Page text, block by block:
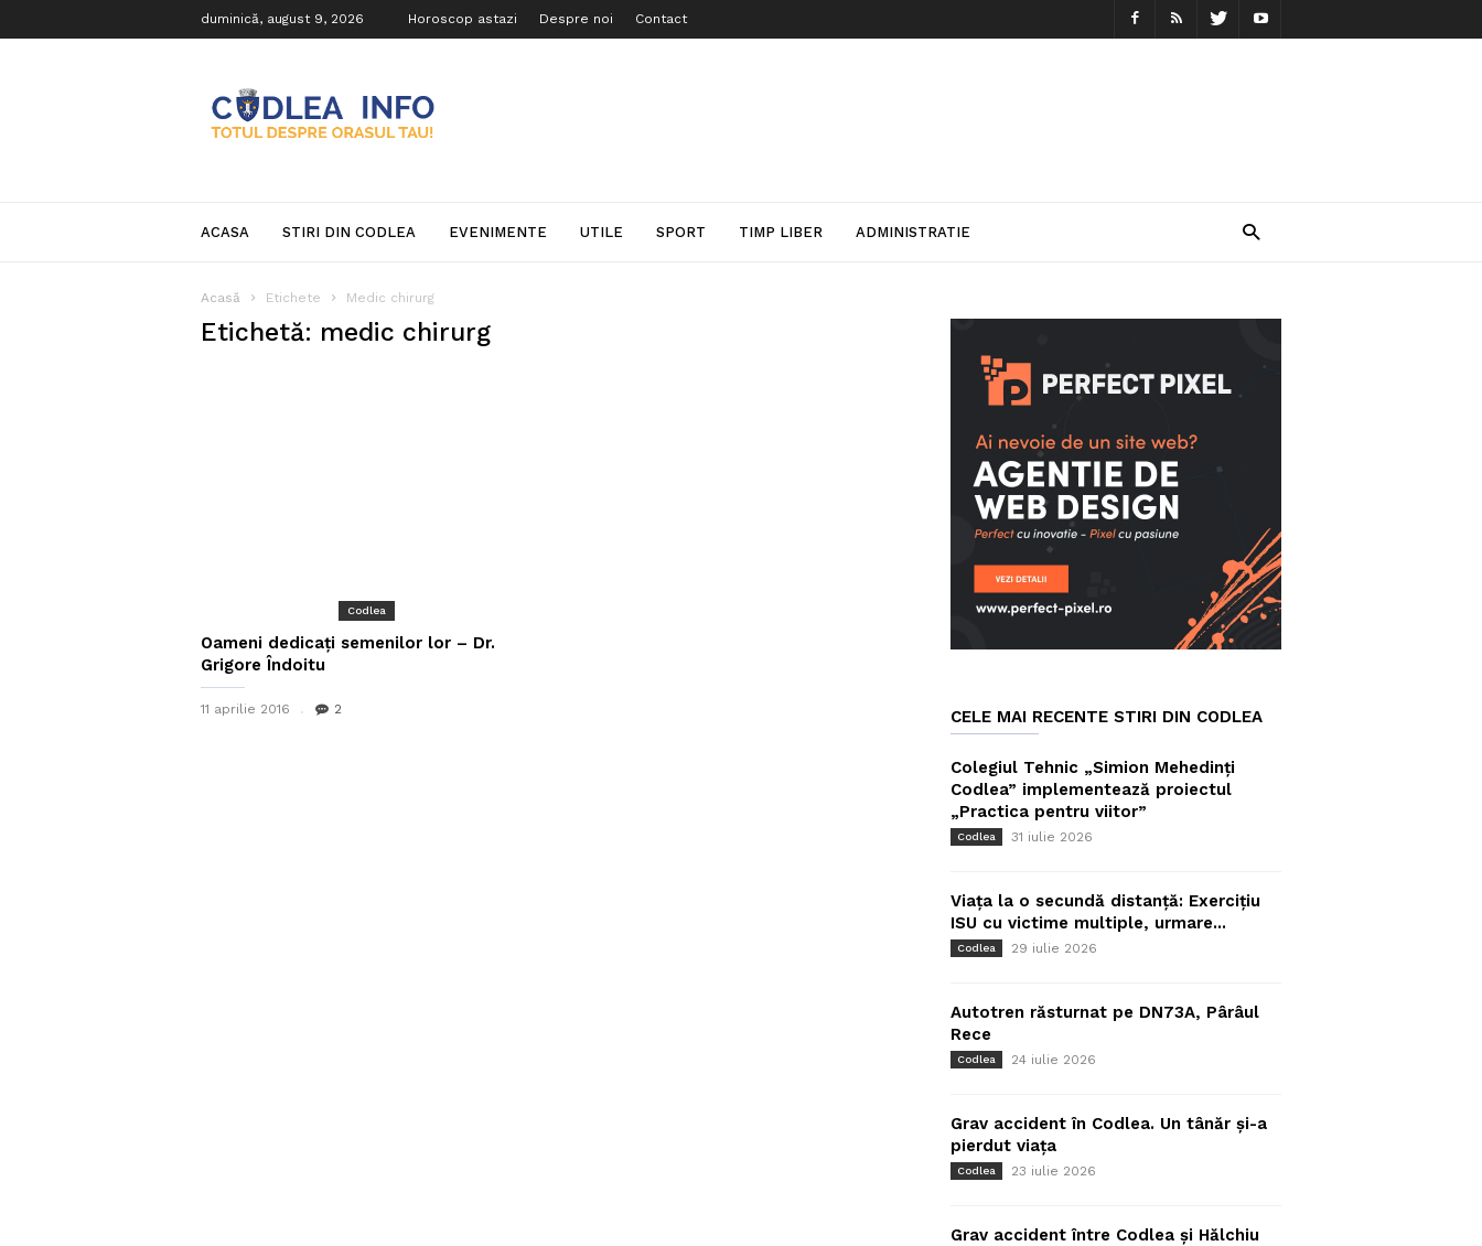
duminică, august 9, 2026 Horoscop astazi Despre noi Contact
Info
ACASA STIRI DIN CODLEA EVENIMENTE UTILE SPORT TIMP LIBER ADMINISTRATIE
Acasă Etichete Medic chirurg
Etichetă: medic chirurg
Codlea
Oameni dedicați semenilor lor – Dr.
Grigore Îndoitu
11 aprilie 2016 2 CELE MAI RECENTE STIRI DIN CODLEA
Colegiul Tehnic „Simion Mehedinți
Codlea” implementează proiectul
„Practica pentru viitor”
Codlea 31 iulie 2026
Viața la o secundă distanță: Exercițiu
ISU cu victime multiple, urmare...
Codlea 29 iulie 2026
Autotren răsturnat pe DN73A, Pârâul
Rece
Codlea 24 iulie 2026
Grav accident în Codlea. Un tânăr și-a
pierdut viața
Codlea 23 iulie 2026
Grav accident între Codlea și Hălchiu